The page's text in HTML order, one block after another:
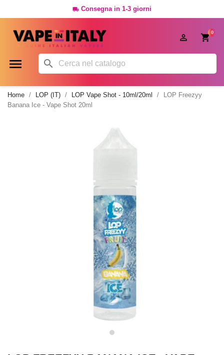
 Consegna in 1-3 giorni
0

 
Home LOP (IT) LOP Vape Shot - 10ml/20ml
LOP Freezyy
Banana Ice - Vape Shot 20ml